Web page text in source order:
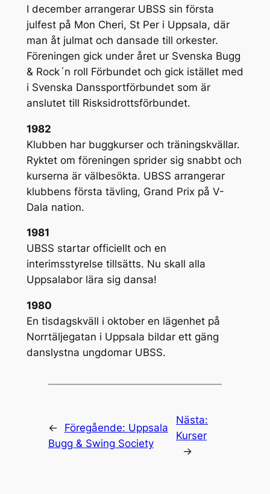
I december arrangerar UBSS sin första
julfest på Mon Cheri, St Per i Uppsala, där
man åt julmat och dansade till orkester.
Föreningen gick under året ur Svenska Bugg
& Rock´n roll Förbundet och gick istället med
i Svenska Danssportförbundet som är
anslutet till Risksidrottsförbundet.
1982
Klubben har buggkurser och träningskvällar.
Ryktet om föreningen sprider sig snabbt och
kurserna är välbesökta. UBSS arrangerar
klubbens första tävling, Grand Prix på V-
Dala nation.
1981
UBSS startar officiellt och en
interimsstyrelse tillsätts. Nu skall alla
Uppsalabor lära sig dansa!
1980
En tisdagskväll i oktober en lägenhet på
Norrtäljegatan i Uppsala bildar ett gäng
danslystna ungdomar UBSS.
← Föregående: Uppsala
Bugg & Swing Society
Nästa:
Kurser
→